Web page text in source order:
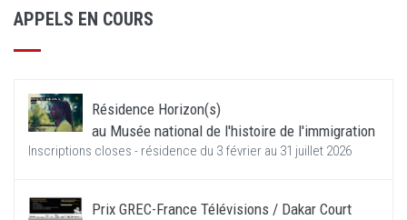
APPELS EN COURS
Résidence Horizon(s)
au Musée national de l'histoire de l'immigration
Inscriptions closes - résidence du 3 février au 31 juillet 2026
Prix GREC-France Télévisions / Dakar Court